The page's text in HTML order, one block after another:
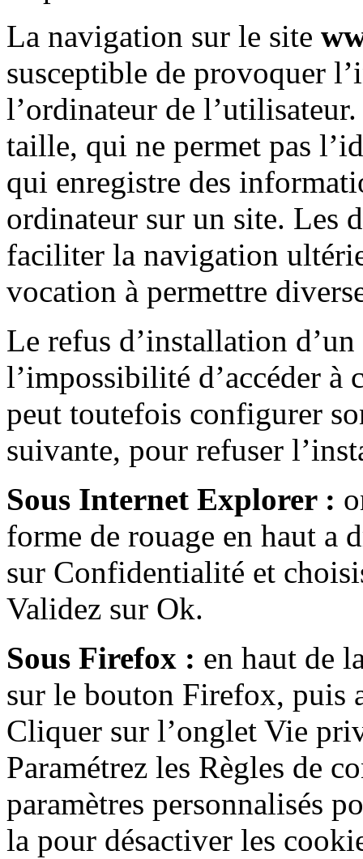
La navigation sur le site
susceptible de provoquer
l’ordinateur de
taille, qui ne permet pas
qui enregistre des
ordinateur sur un site. Les
faciliter la navigation
vocation à permettre
Le refus d’installation
l’impossibilité d’accéder à
peut toutefois configurer
suivante, pour refuser
Sous Internet Explorer :
forme de rouage en haut a
sur Confidentialité et
Validez sur Ok.
Sous Firefox : en haut de
sur le bouton Firefox, puis
Cliquer sur l’onglet Vie
Paramétrez les Règles de
paramètres personnalisés
la pour désactiver les